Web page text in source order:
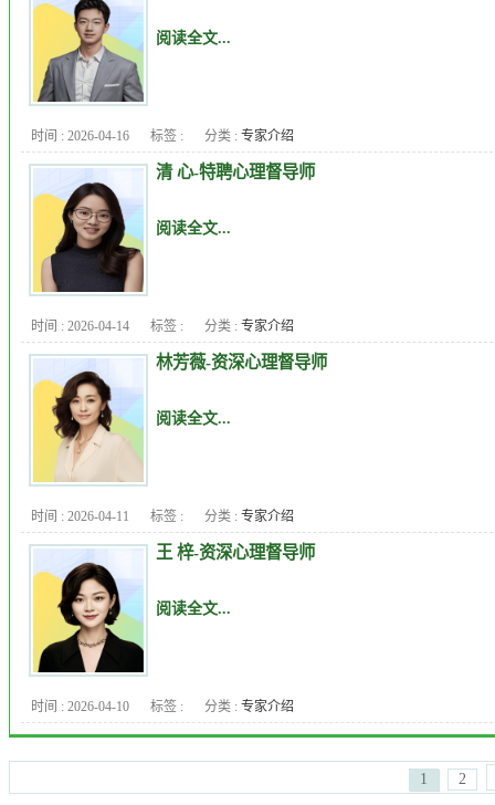
阅读全文...
时间 : 2026-04-16 标签 : 分类 : 专家介绍
清 心-特聘心理督导师
阅读全文...
时间 : 2026-04-14 标签 : 分类 : 专家介绍
林芳薇-资深心理督导师
阅读全文...
时间 : 2026-04-11 标签 : 分类 : 专家介绍
王 梓-资深心理督导师
阅读全文...
时间 : 2026-04-10 标签 : 分类 : 专家介绍
1 2